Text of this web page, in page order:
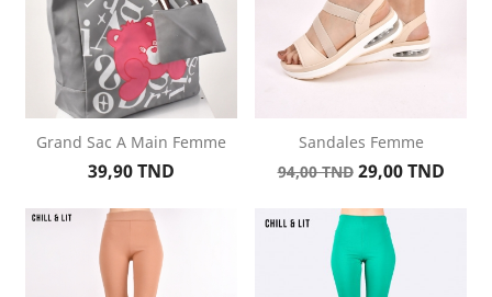
Grand Sac A Main Femme
Prix
39,90 TND
Sandales Femme
Prix
base
94,00 TND Prix
29,00 TND